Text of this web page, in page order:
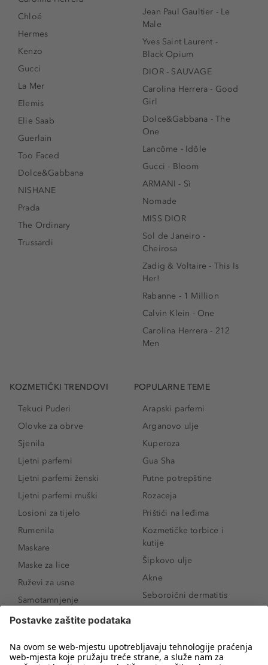
Chloé
Hermes
Kenzo
Gucci
La Mer
Elemis
Elie Saab
Guerlain
Too Faced
Dolce&Gabbana
NISHANE
Prada
The Ordinary
Trussardi
Jean Paul Gaultier - Le
Male
Yves Saint Laurent -
Black Opium
DIOR - SAUVAGE
Carolina Herrera - Good
Girl
Dolce&Gabbana - The
One
Lancôme - Idôle
Gucci - Bloom
ARMANI - Sì
Nomade
MISS DIOR
Sol de Janeiro -
Cheirosa
Zadig & Voltaire - This Is
Her!
Rabanne - 1 Million
Calvin Klein - One
Carolina Herrera - 212
Men
KOZMETIČKI TRENDOVI
Tekuci Puderi
Olovke za obrve
Sjenila
Ljetni parfemi
Ljetni parfemi ženski
Ljetni parfemi muški
Losioni za tijelo
Rumenila
Maskare
Maske za lice
Ruževi za usne
Samotamnjenje
Puderi
Proizvodi za obrve
POPULARNE TEME
Arapski parfemi
Arganovo ulje
Kuperoza
Gua Sha
Putne potrepštine
Rozaceja
Prištići na leđima
Kozmetičke torbice i
kutije
Šipkovo ulje
Akne
Seboroični dermatitis
Novo